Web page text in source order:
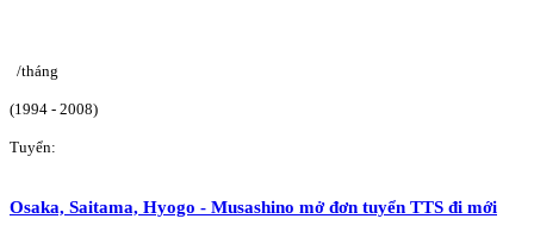
/tháng
(1994 - 2008)
Tuyển:
Osaka, Saitama, Hyogo - Musashino mở đơn tuyển TTS đi mới